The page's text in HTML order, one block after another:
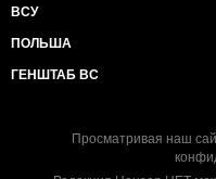
ВСУ
ПОЛЬША
ГЕНШТАБ ВС
Просматривая наш